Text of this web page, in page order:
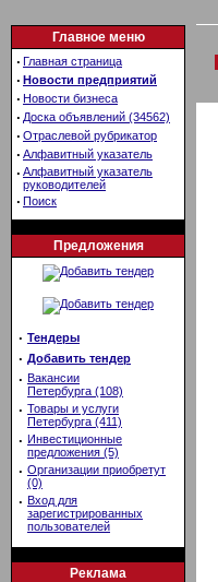
Главное меню
· Главная страница
· Новости предприятий
· Новости бизнеса
· Доска объявлений (34562)
· Отраслевой рубрикатор
· Алфавитный указатель
· Алфавитный указатель
руководителей
· Поиск
Предложения
· Тендеры
· Добавить тендер
· Вакансии
Петербурга (108)
· Товары и услуги
Петербурга (411)
· Инвестиционные
предложения (5)
· Организации приобретут
(0)
· Вход для
зарегистрированных
пользователей
Реклама